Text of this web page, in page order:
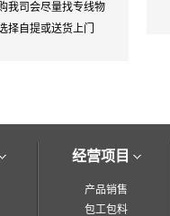
我司会尽量找专线物
择自提或送货上门
经营项目
产品销售
包工包料